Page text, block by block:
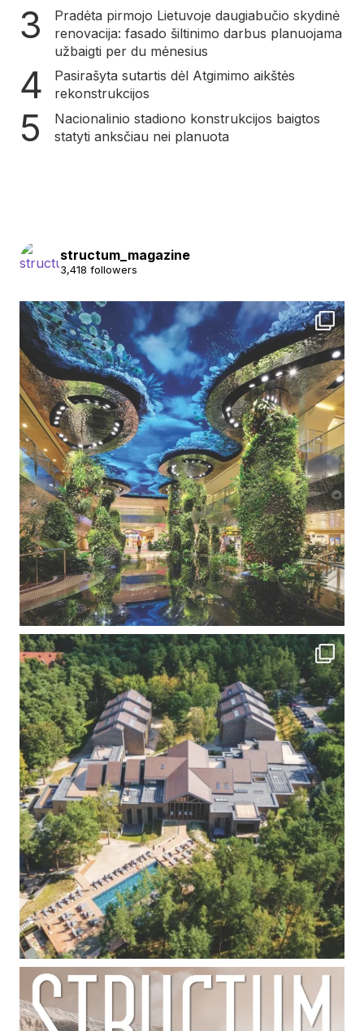
Pradėta pirmojo Lietuvoje daugiabučio skydinė
renovacija: fasado šiltinimo darbus planuojama
užbaigti per du mėnesius
Pasirašyta sutartis dėl Atgimimo aikštės
rekonstrukcijos
Nacionalinio stadiono konstrukcijos baigtos
statyti anksčiau nei planuota
structum_magazine
3,418 followers